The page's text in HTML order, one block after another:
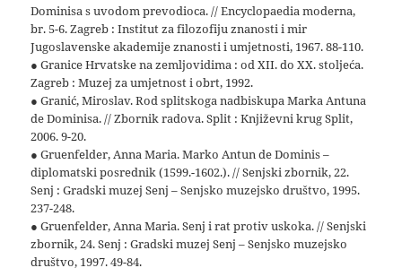
Dominisa s uvodom prevodioca. // Encyclopaedia moderna,
br. 5-6. Zagreb : Institut za filozofiju znanosti i mir
Jugoslavenske akademije znanosti i umjetnosti, 1967. 88-110.
● Granice Hrvatske na zemljovidima : od XII. do XX. stoljeća.
Zagreb : Muzej za umjetnost i obrt, 1992.
● Granić, Miroslav. Rod splitskoga nadbiskupa Marka Antuna
de Dominisa. // Zbornik radova. Split : Književni krug Split,
2006. 9-20.
● Gruenfelder, Anna Maria. Marko Antun de Dominis –
diplomatski posrednik (1599.-1602.). // Senjski zbornik, 22.
Senj : Gradski muzej Senj – Senjsko muzejsko društvo, 1995.
237-248.
● Gruenfelder, Anna Maria. Senj i rat protiv uskoka. // Senjski
zbornik, 24. Senj : Gradski muzej Senj – Senjsko muzejsko
društvo, 1997. 49-84.